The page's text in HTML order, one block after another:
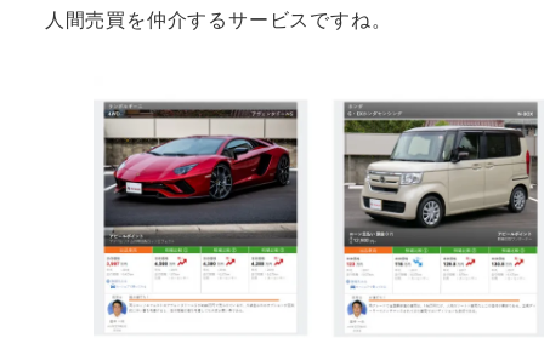
人間売買を仲介するサービスですね。